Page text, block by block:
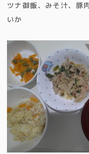
ツナ御飯、みそ汁、豚
いか